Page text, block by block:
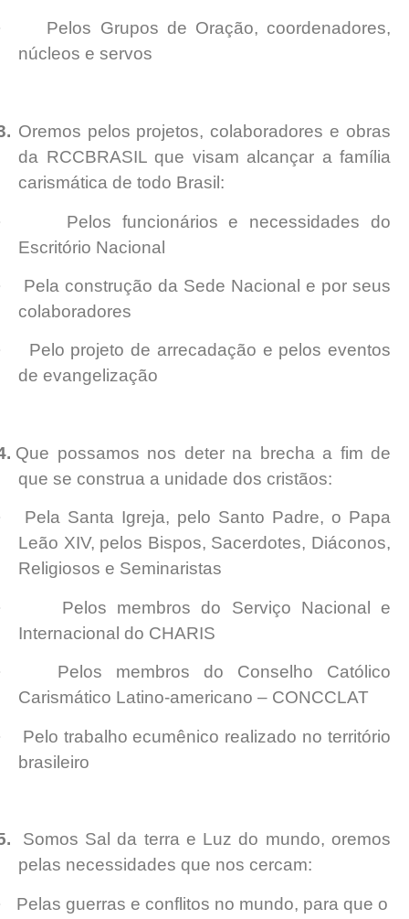
Pelos Grupos de Oração, coordenadores,
núcleos e servos
Oremos pelos projetos, colaboradores e obras
da RCCBRASIL que visam alcançar a família
carismática de todo Brasil:
Pelos funcionários e necessidades do
Escritório Nacional
Pela construção da Sede Nacional e por seus
colaboradores
Pelo projeto de arrecadação e pelos eventos
de evangelização
Que possamos nos deter na brecha a fim de
que se construa a unidade dos cristãos:
Pela Santa Igreja, pelo Santo Padre, o Papa
Leão XIV, pelos Bispos, Sacerdotes, Diáconos,
Religiosos e Seminaristas
Pelos membros do Serviço Nacional e
Internacional do CHARIS
Pelos membros do Conselho Católico
Carismático Latino-americano – CONCCLAT
Pelo trabalho ecumênico realizado no território
brasileiro
Somos Sal da terra e Luz do mundo, oremos
pelas necessidades que nos cercam:
Pelas guerras e conflitos no mundo, para que o